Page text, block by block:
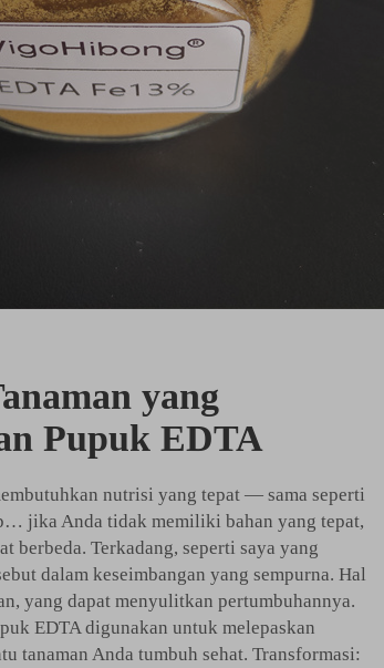
yang
Pupuk EDTA
nutrisi yang tepat — sama seperti
jika Anda tidak memiliki bahan yang tepat,
berbeda. Terkadang, seperti saya yang
dalam keseimbangan yang sempurna. Hal
yang dapat menyulitkan pertumbuhannya.
EDTA digunakan untuk melepaskan
tanaman Anda tumbuh sehat. Transformasi: